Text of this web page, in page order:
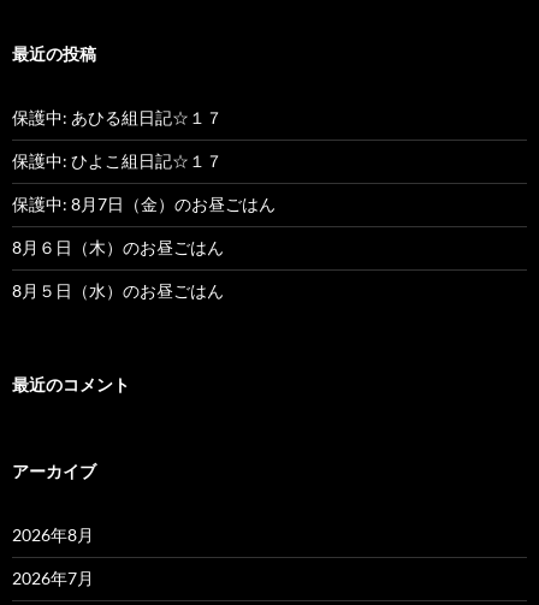
ン
最近の投稿
保護中: あひる組日記☆１７
保護中: ひよこ組日記☆１７
保護中: 8月7日（金）のお昼ごはん
8月６日（木）のお昼ごはん
8月５日（水）のお昼ごはん
最近のコメント
アーカイブ
2026年8月
2026年7月